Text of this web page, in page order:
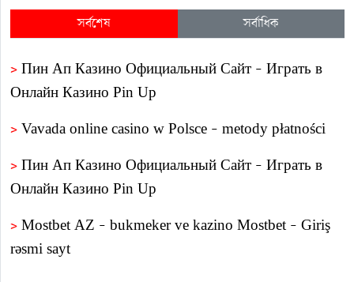
সর্বশেষ সর্বাধিক
> Пин Ап Казино Официальный Сайт – Играть в
Онлайн Казино Pin Up
> Vavada online casino w Polsce – metody płatności
> Пин Ап Казино Официальный Сайт – Играть в
Онлайн Казино Pin Up
> Mostbet AZ – bukmeker ve kazino Mostbet – Giriş
rəsmi sayt